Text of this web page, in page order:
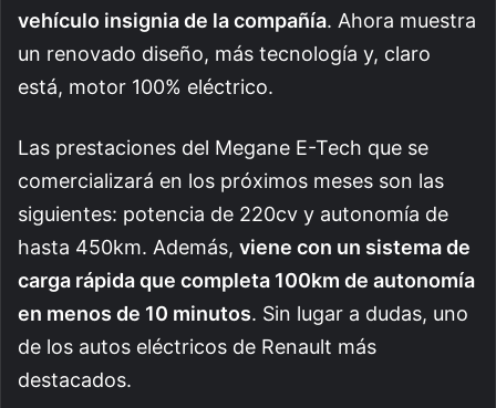
vehículo insignia de la compañía. Ahora muestra
un renovado diseño, más tecnología y, claro
está, motor 100% eléctrico.
Las prestaciones del Megane E-Tech que se
comercializará en los próximos meses son las
siguientes: potencia de 220cv y autonomía de
hasta 450km. Además, viene con un sistema de
carga rápida que completa 100km de autonomía
en menos de 10 minutos. Sin lugar a dudas, uno
de los autos eléctricos de Renault más
destacados.